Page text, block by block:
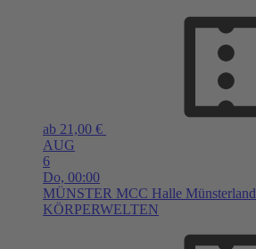
ab 21,00 €
AUG
6
Do, 00:00
MÜNSTER MCC Halle Münsterland
KÖRPERWELTEN